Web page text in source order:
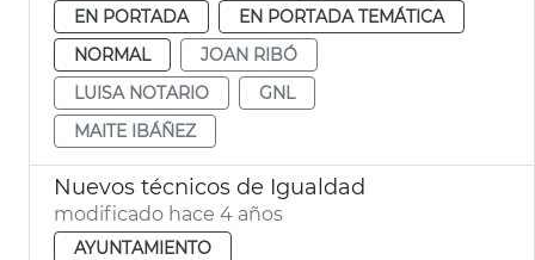
EN PORTADA
EN PORTADA TEMÁTICA
NORMAL
JOAN RIBÓ
LUISA NOTARIO
GNL
MAITE IBÁÑEZ
Nuevos técnicos de Igualdad
modificado hace 4 años
AYUNTAMIENTO